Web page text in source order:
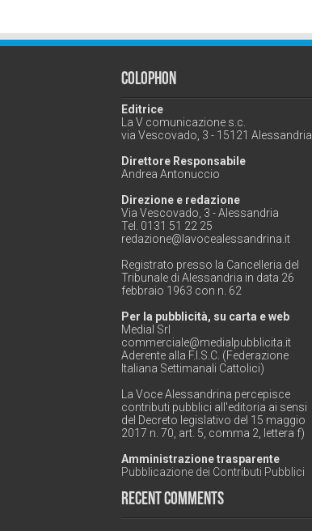
Colophon
Editrice
La V comunicazione s.c.
via Vescovado, 3 - 15121 Alessandria
Direttore Responsabile
Andrea Antonuccio
Direzione e redazione
Via Vescovado, 3 - Alessandria
Tel. 0131 51 22 25
redazione@lavocealessandrina.it
Registrato presso la Cancelleria del
Tribunale di Alessandria in data 26
febbraio 1963 con n. 62
Per la pubblicità, su carta e web
Medial Srl
commerciale@medialpubblicita.it
Aderente alla F.I.S.C. (Federazione
Italiana Settimanali Cattolici)
La Voce Alessandrina percepisce
contributi pubblici all'editoria ai sensi
del Decreto legislativo del 15 maggio
2017 n. 70, art. 5, comma 2, lettera f)
Amministrazione trasparente
Pubblicazione dei Contributi Pubblici
Recent Comments